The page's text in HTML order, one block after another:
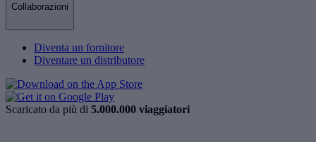
Collaborazioni
Diventa un fornitore
Diventare un distributore
Scaricato da più di 5.000.000 viaggiatori